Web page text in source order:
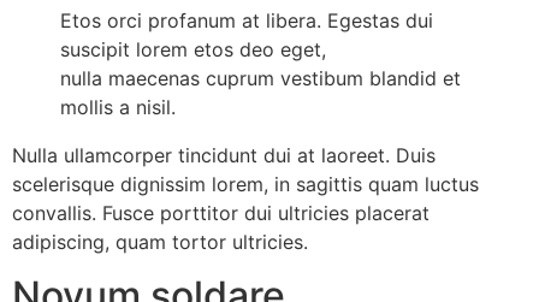
Etos orci profanum at libera. Egestas dui
suscipit lorem etos deo eget,
nulla maecenas cuprum vestibum blandid et
mollis a nisil.
Nulla ullamcorper tincidunt dui at laoreet. Duis
scelerisque dignissim lorem, in sagittis quam luctus
convallis. Fusce porttitor dui ultricies placerat
adipiscing, quam tortor ultricies.